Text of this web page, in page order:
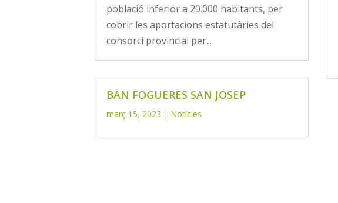
població inferior a 20.000 habitants, per
cobrir les aportacions estatutàries del
consorci provincial per...
BAN FOGUERES SAN JOSEP
març 15, 2023 | Notícies